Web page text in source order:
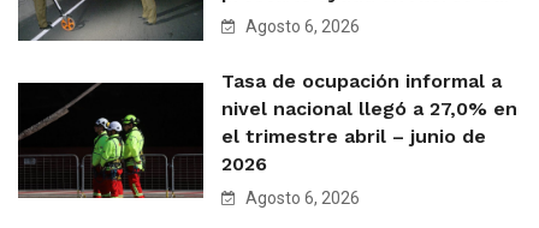
Agosto 6, 2026
Tasa de ocupación informal a
nivel nacional llegó a 27,0% en
el trimestre abril – junio de
2026
Agosto 6, 2026